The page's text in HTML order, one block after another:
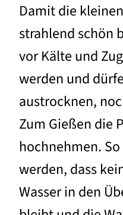
Damit die
strahlend schön
vor Kälte und
werden und
austrocknen,
Zum Gießen die
hochnehmen.
werden, dass
Wasser in den